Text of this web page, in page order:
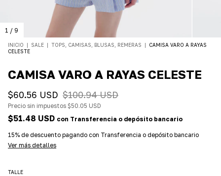
1 / 9
INICIO | SALE | TOPS, CAMISAS, BLUSAS, REMERAS |
CAMISA VARO A RAYAS
CELESTE
CAMISA VARO A RAYAS CELESTE
$60.56 USD $100.94 USD
Precio sin impuestos $50.05 USD
$51.48 USD con Transferencia o depósito bancario
15% de descuento pagando con Transferencia o depósito bancario
Ver más detalles
TALLE